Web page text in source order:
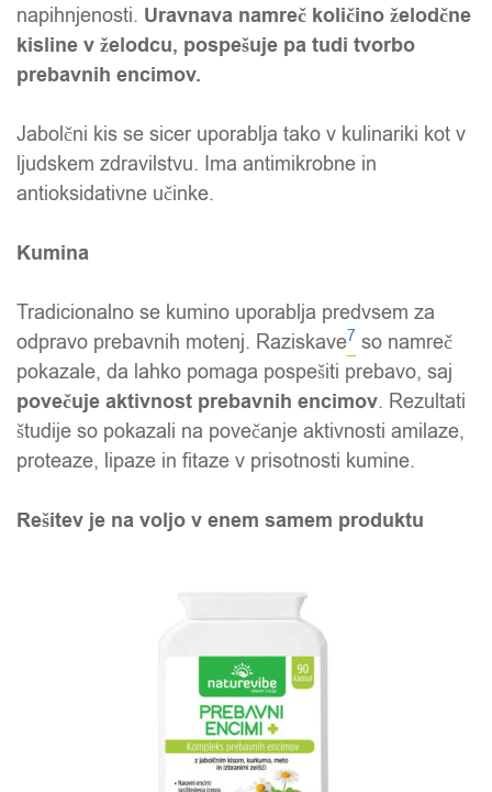
napihnjenosti. Uravnava namreč količino želodčne
kisline v želodcu, pospešuje pa tudi tvorbo
prebavnih encimov.
Jabolčni kis se sicer uporablja tako v kulinariki kot v
ljudskem zdravilstvu. Ima antimikrobne in
antioksidativne učinke.
Kumina
Tradicionalno se kumino uporablja predvsem za
odpravo prebavnih motenj. Raziskave7 so namreč
pokazale, da lahko pomaga pospešiti prebavo, saj
povečuje aktivnost prebavnih encimov. Rezultati
študije so pokazali na povečanje aktivnosti amilaze,
proteaze, lipaze in fitaze v prisotnosti kumine.
Rešitev je na voljo v enem samem produktu